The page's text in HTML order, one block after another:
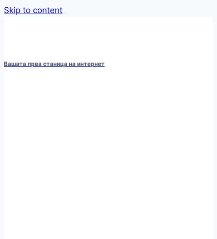
Skip to content
Вашата прва станица на интернет